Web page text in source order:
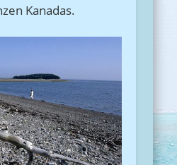
Kanadas.